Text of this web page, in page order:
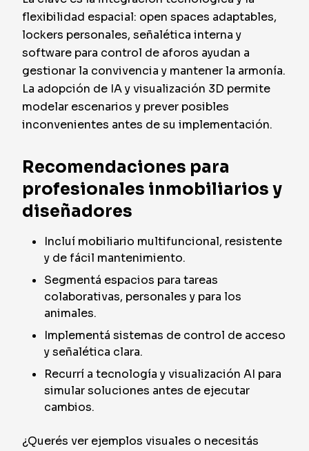
flexibilidad espacial: open spaces adaptables,
lockers personales, señalética interna y
software para control de aforos ayudan a
gestionar la convivencia y mantener la armonía.
La adopción de IA y visualización 3D permite
modelar escenarios y prever posibles
inconvenientes antes de su implementación.
Recomendaciones para
profesionales inmobiliarios y
diseñadores
Incluí mobiliario multifuncional, resistente
y de fácil mantenimiento.
Segmentá espacios para tareas
colaborativas, personales y para los
animales.
Implementá sistemas de control de acceso
y señalética clara.
Recurrí a tecnología y visualización AI para
simular soluciones antes de ejecutar
cambios.
¿Querés ver ejemplos visuales o necesitás